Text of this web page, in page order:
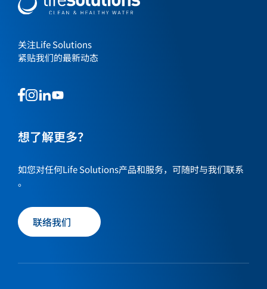
关注Life Solutions
紧贴我们的最新动态
This
link
to
social
This
link
to
social
This
link
to
social
This
link
to
social
想了解更多？
如您对任何Life Solutions产品和服务，可随时与我们联系
。
联络我们